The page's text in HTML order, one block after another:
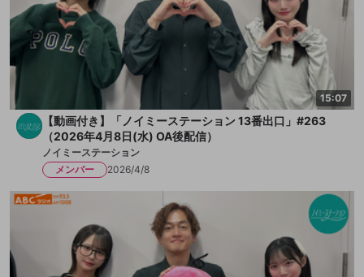
15:07
【動画付き】「ノイミーステーション 13番出口」#263
（2026年4月8日(水) OA後配信）
ノイミーステーション
メンバー
2026/4/8